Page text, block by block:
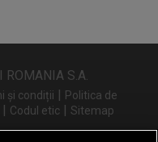
S.A.
și condiții | Politica de
| Codul etic | Sitemap